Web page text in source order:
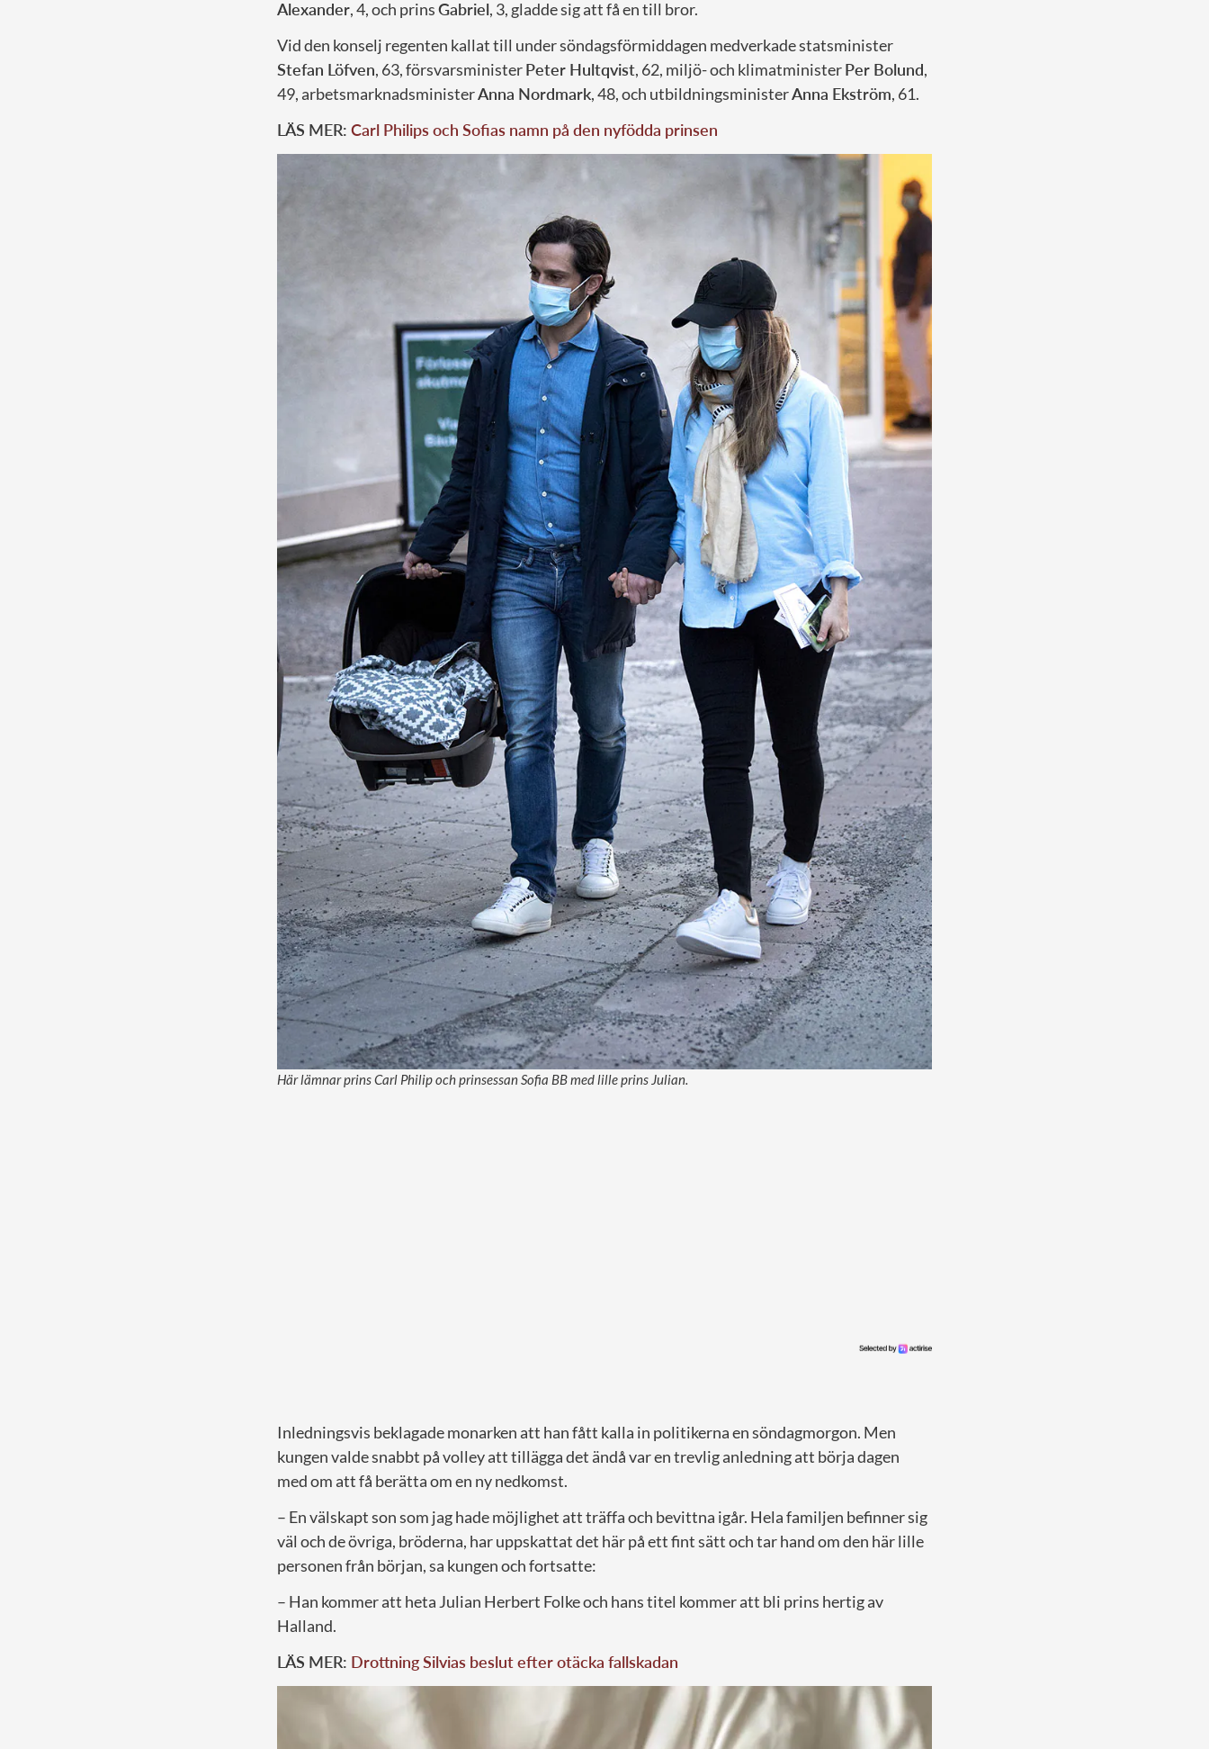
Alexander, 4, och prinsGabriel, 3, gladde sig att få en till bror.
Vid den konselj regenten kallat till under söndagsförmiddagen medverkade statsminister
Stefan Löfven, 63, försvarsministerPeter Hultqvist, 62, miljö- och klimatministerPer Bolund,
49, arbetsmarknadsministerAnna Nordmark, 48, och utbildningsministerAnna Ekström, 61.
LÄS MER: Carl Philips och Sofias namn på den nyfödda prinsen
Här lämnar prins Carl Philip och prinsessan Sofia BB med lille prins Julian.
Inledningsvis beklagade monarken att han fått kalla in politikerna en söndagmorgon. Men
kungen valde snabbt på volley att tillägga det ändå var en trevlig anledning att börja dagen
med om att få berätta om en ny nedkomst.
– En välskapt son som jag hade möjlighet att träffa och bevittna igår. Hela familjen befinner sig
väl och de övriga, bröderna, har uppskattat det här på ett fint sätt och tar hand om den här lille
personen från början, sa kungen och fortsatte:
– Han kommer att heta Julian Herbert Folke och hans titel kommer att bli prins hertig av
Halland.
LÄS MER: Drottning Silvias beslut efter otäcka fallskadan